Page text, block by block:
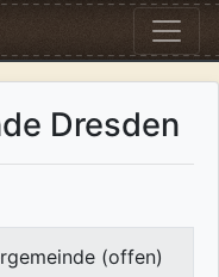
Dresden
(offen)